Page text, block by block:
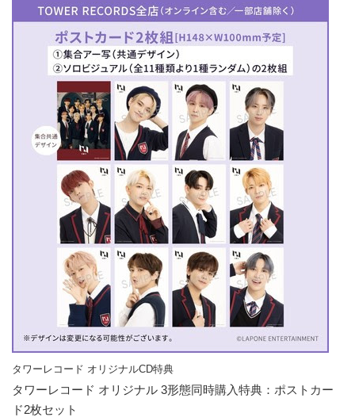
タワーレコード オリジナルCD特典
タワーレコード オリジナル 3形態同時購入特典：ポストカー
ド2枚セット